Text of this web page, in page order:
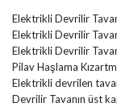
Elektrikli Devrilir
Elektrikli Devrilir
Elektrikli Devrilir
Pilav Haşlama
Elektrikli devrilen
Devrilir Tavanın üst